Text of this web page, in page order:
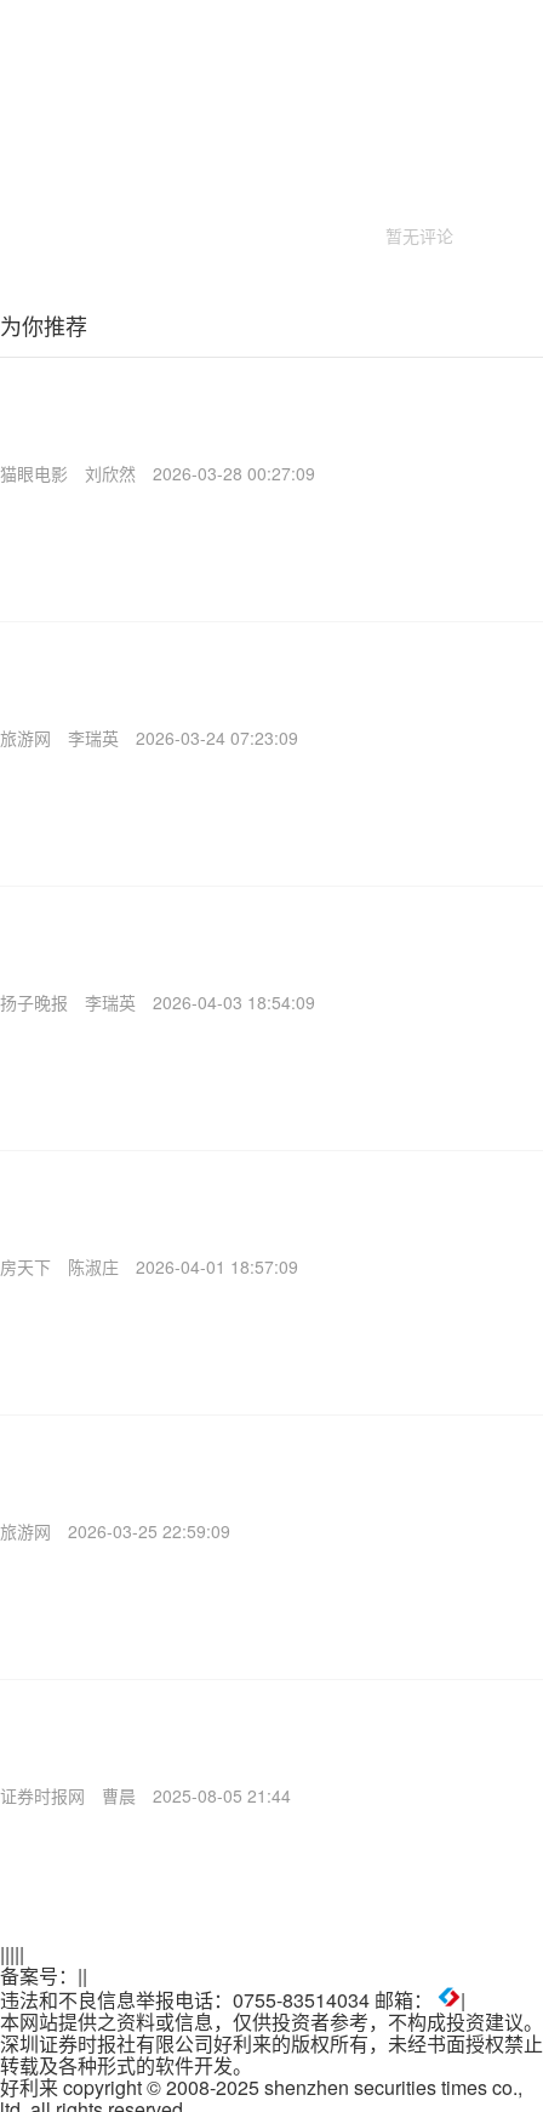
暂无评论
为你推荐
猫眼电影 刘欣然 2026-03-28 00:27:09
旅游网 李瑞英 2026-03-24 07:23:09
扬子晚报 李瑞英 2026-04-03 18:54:09
房天下 陈淑庄 2026-04-01 18:57:09
旅游网 2026-03-25 22:59:09
证券时报网 曹晨 2025-08-05 21:44
|||||
备案号： ||
违法和不良信息举报电话：0755-83514034 邮箱：
|
本网站提供之资料或信息，仅供投资者参考，不构成投资建议。
深圳证券时报社有限公司好利来的版权所有，未经书面授权禁止
转载及各种形式的软件开发。
好利来 copyright © 2008-2025 shenzhen securities times co.,